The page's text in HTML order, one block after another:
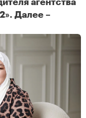
агентства
Далее –